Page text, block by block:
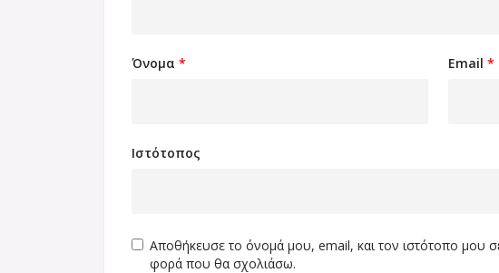
Όνομα * Email *
Ιστότοπος
Αποθήκευσε το όνομά μου, email, και τον ιστότοπο μου
φορά που θα σχολιάσω.